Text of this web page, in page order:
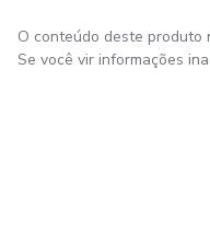
O conteúdo deste produto
Se você vir informações